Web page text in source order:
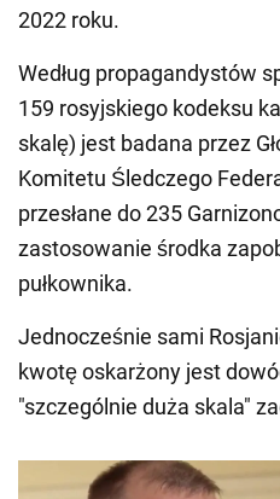
2022 roku.
Według propagandystów
159 rosyjskiego kodeksu
skalę) jest badana przez
Komitetu Śledczego
przesłane do 235
zastosowanie środka
pułkownika.
Jednocześnie sami
kwotę oskarżony jest
"szczególnie duża skala"